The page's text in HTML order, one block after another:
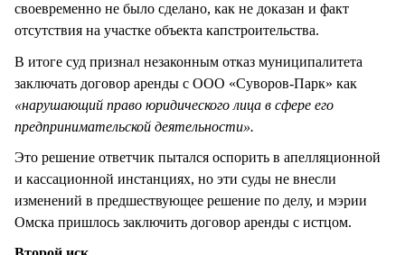
своевременно не было сделано, как не доказан и факт
отсутствия на участке объекта капстроительства.
В итоге суд признал незаконным отказ муниципалитета
заключать договор аренды с ООО «Суворов-Парк» как
«нарушающий право юридического лица в сфере его
предпринимательской деятельности».
Это решение ответчик пытался оспорить в апелляционной
и кассационной инстанциях, но эти суды не внесли
изменений в предшествующее решение по делу, и мэрии
Омска пришлось заключить договор аренды с истцом.